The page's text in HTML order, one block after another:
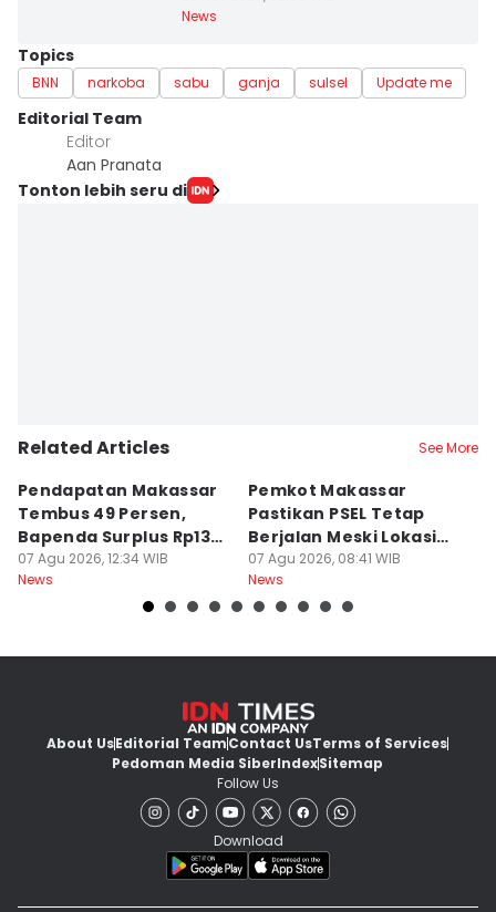
News
Topics
BNN narkoba sabu ganja sulsel Update me
Editorial Team
Editor
Aan Pranata
Tonton lebih seru di
Related Articles See More
Pendapatan Makassar
Tembus 49 Persen,
Bapenda Surplus Rp130
Miliar
07 Agu 2026, 12:34 WIB
News
Pemkot Makassar
Pastikan PSEL Tetap
Berjalan Meski Lokasi
Belum Final
07 Agu 2026, 08:41 WIB
News
About UsEditorial TeamContact UsTerms of Services
Pedoman Media SiberIndexSitemap
Follow Us
Download